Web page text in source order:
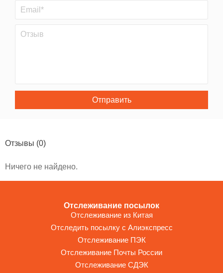
Отправить
Отзывы (0)
Ничего не найдено.
Отслеживание посылок
Отслеживание из Китая
Отследить посылку с Алиэкспресс
Отслеживание ПЭК
Отслеживание Почты России
Отслеживание СДЭК